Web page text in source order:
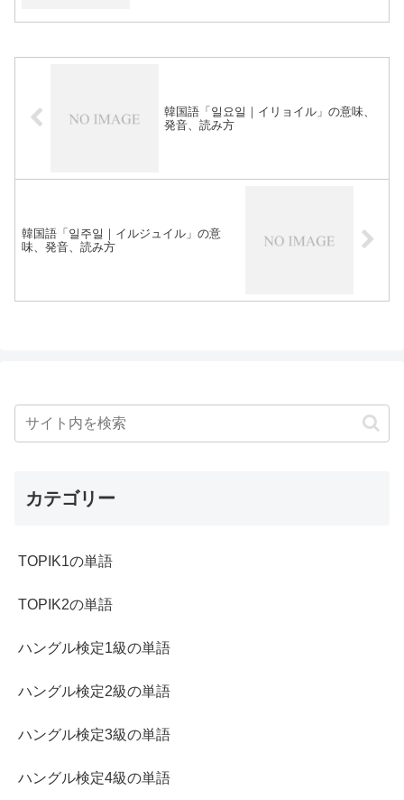
韓国語「일요일｜イリョイル」の意味、
発音、読み方
韓国語「일주일｜イルジュイル」の意
味、発音、読み方
カテゴリー
TOPIK1の単語
TOPIK2の単語
ハングル検定1級の単語
ハングル検定2級の単語
ハングル検定3級の単語
ハングル検定4級の単語